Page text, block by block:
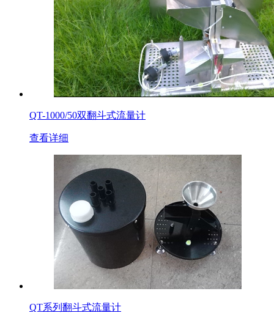
QT-1000/50双翻斗式流量计
查看详细
QT系列翻斗式流量计